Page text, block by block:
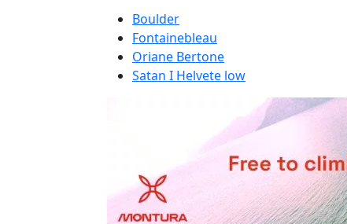
Boulder
Fontainebleau
Oriane Bertone
Satan I Helvete low